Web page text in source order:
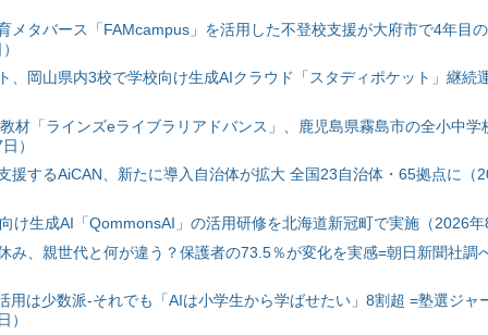
メタバース「FAMcampus」を活用した不登校支援が大府市で4年目
、岡山県内3校で学校向け生成AIクラウド「スタディポケット」継続
材「ラインズeライブラリアドバンス」、鹿児島県霧島市の全小中学
）
援するAiCAN、新たに導入自治体が拡大 全国23自治体・65拠点に（
け生成AI「QommonsAI」の活用研修を北海道新冠町で実施（2026
み、親世代と何が違う？保護者の73.5％が変化を実感=朝日新聞社調
用は少数派-それでも「AIは小学生から学ばせたい」8割超 =塾選ジャ
）